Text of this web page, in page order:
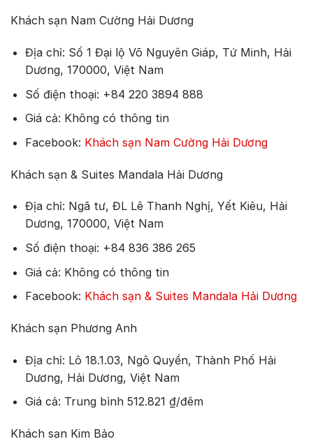
Khách sạn Nam Cường Hải Dương
Địa chỉ: Số 1 Đại lộ Võ Nguyên Giáp, Tứ Minh, Hải
Dương, 170000, Việt Nam
Số điện thoại: +84 220 3894 888
Giá cả: Không có thông tin
Facebook: Khách sạn Nam Cường Hải Dương
Khách sạn & Suites Mandala Hải Dương
Địa chỉ: Ngã tư, ĐL Lê Thanh Nghị, Yết Kiêu, Hải
Dương, 170000, Việt Nam
Số điện thoại: +84 836 386 265
Giá cả: Không có thông tin
Facebook: Khách sạn & Suites Mandala Hải Dương
Khách sạn Phương Anh
Địa chỉ: Lô 18.1.03, Ngô Quyền, Thành Phố Hải
Dương, Hải Dương, Việt Nam
Giá cả: Trung bình 512.821 ₫/đêm
Khách sạn Kim Bảo